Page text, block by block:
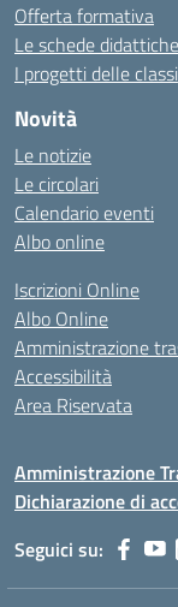
Offerta formativa
Le schede didattiche
I progetti delle classi
Novità
Le notizie
Le circolari
Calendario eventi
Albo online
Iscrizioni Online
Albo Online
Amministrazione
Accessibilità
Area Riservata
Amministrazione
Dichiarazione di
Seguici su: